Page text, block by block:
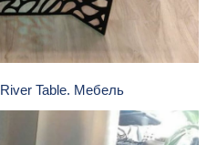
Table. Мебель